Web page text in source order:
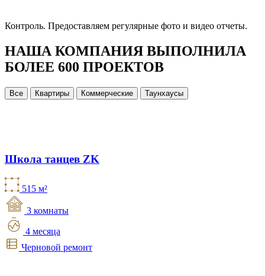
Контроль. Предоставляем регулярные фото и видео отчеты.
НАША КОМПАНИЯ ВЫПОЛНИЛА
БОЛЕЕ 600 ПРОЕКТОВ
Все Квартиры Коммерческие Таунхаусы
Школа танцев ZK
515 м²
3 комнаты
4 месяца
Черновой ремонт